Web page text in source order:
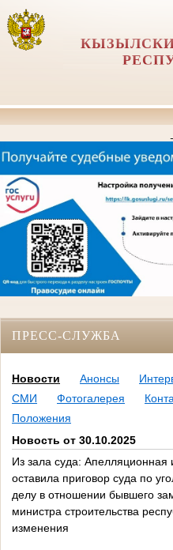
ПРЕСС-СЛУЖБА
Новости Анонсы
СМИ
Фотогалерея
Положения
Новость от 30.10.2025
Из зала суда: Апелляционная
оставила приговор суда по
делу в отношении бывшего
министра строительства
изменения